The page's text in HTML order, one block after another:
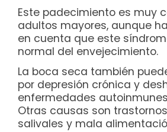
Este padecimiento es muy
adultos mayores, aunque
en cuenta que este
normal del envejecimiento.
La boca seca también
por depresión crónica y
enfermedades
Otras causas son
salivales y mala